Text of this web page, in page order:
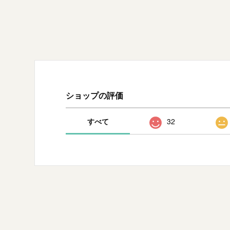
ショップの評価
すべて 32